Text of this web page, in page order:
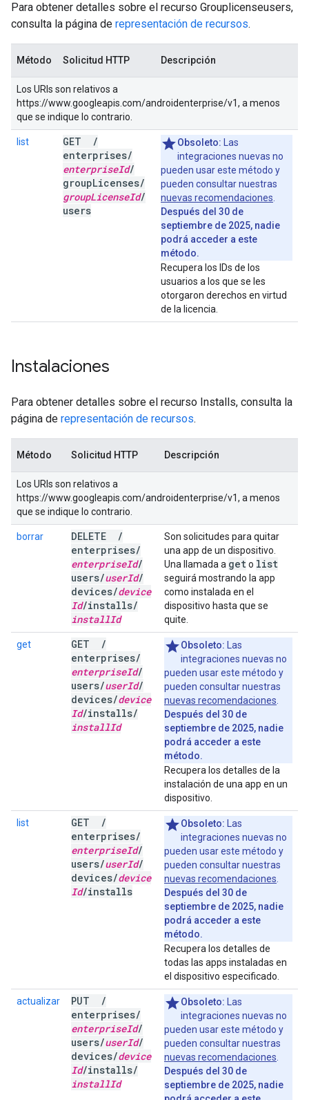
Para obtener detalles sobre el recurso Grouplicenseusers,
consulta la página de representación de recursos.
Método Solicitud HTTP Descripción
Los URIs son relativos a
https://www.googleapis.com/androidenterprise/v1, a menos
que se indique lo contrario.
list GET
/
enterprises/
enterpriseId/
groupLicenses/
groupLicenseId/
users
Obsoleto: Las
integraciones nuevas no
pueden usar este método y
pueden consultar nuestras
nuevas recomendaciones
Después del 30 de
septiembre de 2025, nadie
podrá acceder a este
método.
Recupera los IDs de los
usuarios a los que se les
otorgaron derechos en virtud
de la licencia.
Instalaciones
Para obtener detalles sobre el recurso Installs, consulta la
página de representación de recursos.
Método Solicitud HTTP Descripción
Los URIs son relativos a
https://www.googleapis.com/androidenterprise/v1, a menos
que se indique lo contrario.
borrar DELETE
/
enterprises/
enterpriseId/
users/userId/
devices/device
Id/installs/
installId
Son solicitudes para quitar
una app de un dispositivo.
Una llamada a geto list
seguirá mostrando la app
como instalada en el
dispositivo hasta que se
quite.
get GET
/
enterprises/
enterpriseId/
users/userId/
devices/device
Id/installs/
installId
Obsoleto: Las
integraciones nuevas no
pueden usar este método y
pueden consultar nuestras
nuevas recomendaciones
Después del 30 de
septiembre de 2025, nadie
podrá acceder a este
método.
Recupera los detalles de la
instalación de una app en un
dispositivo.
list GET
/
enterprises/
enterpriseId/
users/userId/
devices/device
Id/installs
Obsoleto: Las
integraciones nuevas no
pueden usar este método y
pueden consultar nuestras
nuevas recomendaciones
Después del 30 de
septiembre de 2025, nadie
podrá acceder a este
método.
Recupera los detalles de
todas las apps instaladas en
el dispositivo especificado.
actualizar PUT
/
enterprises/
enterpriseId/
users/userId/
devices/device
Id/installs/
installId
Obsoleto: Las
integraciones nuevas no
pueden usar este método y
pueden consultar nuestras
nuevas recomendaciones
Después del 30 de
septiembre de 2025, nadie